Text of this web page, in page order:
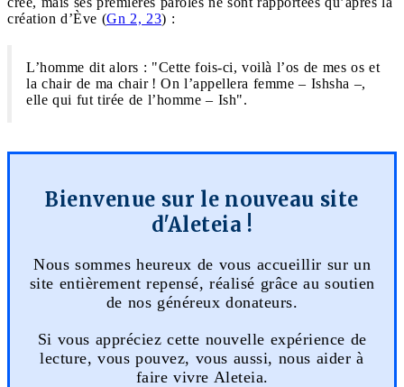
création d’Ève (Gn 2, 23) :
L’homme dit alors : "Cette fois-ci, voilà l’os de mes os et
la chair de ma chair ! On l’appellera femme – Ishsha –,
elle qui fut tirée de l’homme – Ish".
Bienvenue sur le nouveau site
d'Aleteia !
Nous sommes heureux de vous accueillir sur un
site entièrement repensé, réalisé grâce au soutien
de nos généreux donateurs.
Si vous appréciez cette nouvelle expérience de
lecture, vous pouvez, vous aussi, nous aider à
faire vivre Aleteia.